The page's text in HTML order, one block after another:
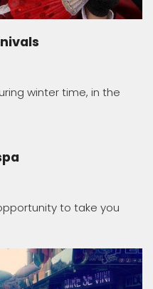
winter time, in the
to take you